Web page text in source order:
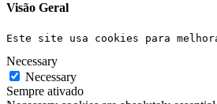
Visão Geral
Este site usa cookies para
Necessary
Necessary
Sempre ativado